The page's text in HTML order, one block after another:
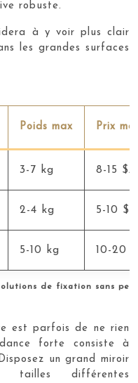
robuste.
à y voir plus clair
les grandes surfaces
de fixation sans
Poids max Prix
3-7 kg 8-15
2-4 kg 5-10
5-10 kg 10-20
est parfois de ne rien
forte consiste à
un grand miroir
différentes